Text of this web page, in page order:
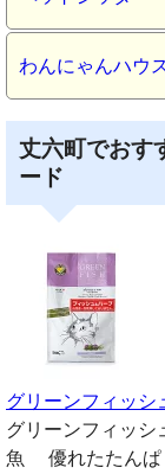
わんにゃんハウ
丈六町でおす
ード
グリーンフィッ
グリーンフィッ
魚 優れたたんぱ